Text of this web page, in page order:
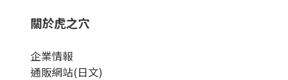
關於虎之穴
企業情報
通販網站(日文)